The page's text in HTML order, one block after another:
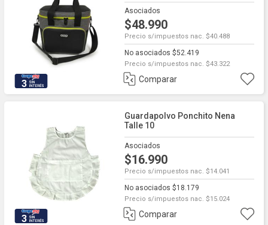
3
Asociados
$48.990
Precio s/impuestos nac. $40.488
No asociados $52.419
Precio s/impuestos nac. $43.322
Comparar
3
Guardapolvo Ponchito Nena
Talle 10
Asociados
$16.990
Precio s/impuestos nac. $14.041
No asociados $18.179
Precio s/impuestos nac. $15.024
Comparar